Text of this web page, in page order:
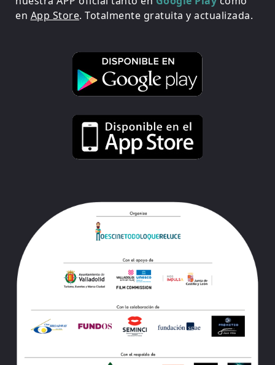
en App Store. Totalmente gratuita y actualizada.